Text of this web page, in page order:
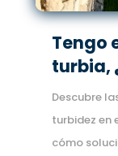
Tengo
turbia,
Descubre
turbidez en
cómo